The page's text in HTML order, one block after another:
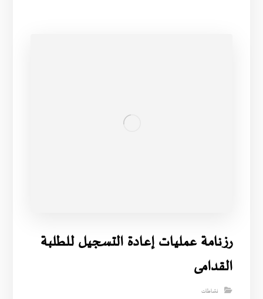
رزنامة عمليات إعادة التسجيل للطلبة
القدامى
نشاطات